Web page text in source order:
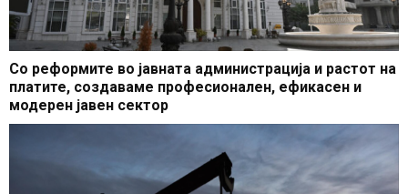
Со реформите во јавната администрација и растот на
платите, создаваме професионален, ефикасен и
модерен јавен сектор